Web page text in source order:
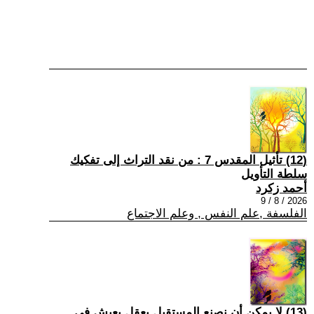
(12) تأثيل المقدس 7 : من نقد التراث إلى تفكيك
سلطة التأويل
أحمد زكرد
2026 / 8 / 9
الفلسفة ,علم النفس , وعلم الاجتماع